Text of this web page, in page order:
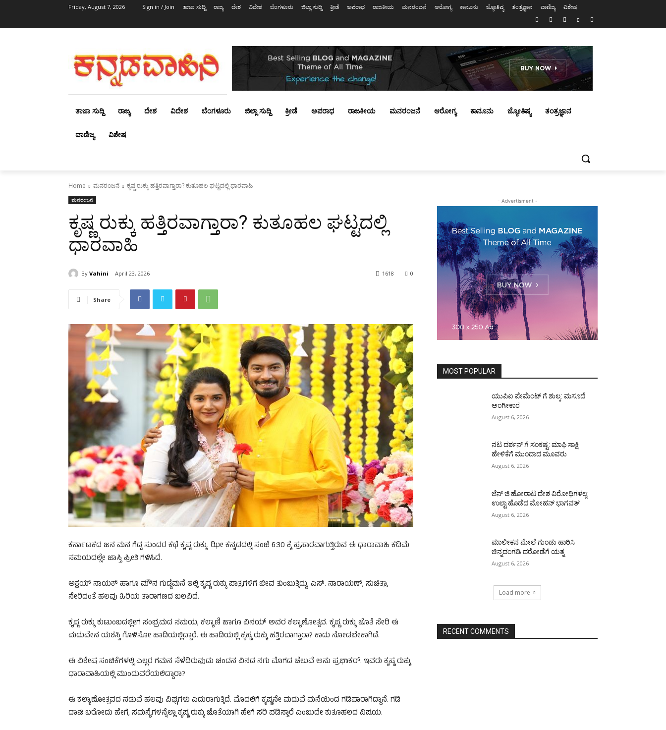
Friday, August 7, 2026 Sign in / Join ತಾಜಾ ಸುದ್ದಿ ರಾಜ್ಯ ದೇಶ ವಿದೇಶ ಬೆಂಗಳೂರು ಜಿಲ್ಲಾ ಸುದ್ದಿ ಕ್ರೀಡೆ ಅಪರಾಧ ರಾಜಕೀಯ ಮನರಂಜನೆ ಆರೋಗ್ಯ ಕಾನೂನು ಜ್ಯೋತಿಷ್ಯ ತಂತ್ರಜ್ಞಾನ ವಾಣಿಜ್ಯ ವಿಶೇಷ
ತಾಜಾ ಸುದ್ದಿ ರಾಜ್ಯ ದೇಶ ವಿದೇಶ ಬೆಂಗಳೂರು ಜಿಲ್ಲಾ ಸುದ್ದಿ ಕ್ರೀಡೆ ಅಪರಾಧ ರಾಜಕೀಯ ಮನರಂಜನೆ ಆರೋಗ್ಯ ಕಾನೂನು ಜ್ಯೋತಿಷ್ಯ ತಂತ್ರಜ್ಞಾನ
ವಾಣಿಜ್ಯ ವಿಶೇಷ
Home ಮನರಂಜನೆ ಕೃಷ್ಣ ರುಕ್ಕು ಹತ್ತಿರವಾಗ್ತಾರಾ? ಕುತೂಹಲ ಘಟ್ಟದಲ್ಲಿ ಧಾರವಾಹಿ
ಮನರಂಜನೆ
ಕೃಷ್ಣ ರುಕ್ಕು ಹತ್ತಿರವಾಗ್ತಾರಾ? ಕುತೂಹಲ ಘಟ್ಟದಲ್ಲಿ
ಧಾರವಾಹಿ
By Vahini April 23, 2026 0
1618
Share
ಕರ್ನಾಟಕದ ಜನ ಮನ ಗೆದ್ದ ಸುಂದರ ಕಥೆ ಕೃಷ್ಣ ರುಕ್ಕು. ಝೀ ಕನ್ನಡದಲ್ಲಿ ಸಂಜೆ 6:30 ಕ್ಕೆ ಪ್ರಸಾರವಾಗುತ್ತಿರುವ ಈ ಧಾರಾವಾಹಿ ಕಡಿಮೆ
ಸಮಯದಲ್ಲೇ ಜಾಸ್ತಿ ಪ್ರೀತಿ ಗಳಿಸಿದೆ.
ಅಕ್ಷಯ್ ನಾಯಕ್ ಹಾಗೂ ಮೌನ ಗುಡ್ಡೆಮನೆ ಇಲ್ಲಿ ಕೃಷ್ಣ ರುಕ್ಕು ಪಾತ್ರಗಳಿಗೆ ಜೀವ ತುಂಬುತ್ತಿದ್ದು, ಎಸ್. ನಾರಾಯಣ್, ಸುಚಿತ್ರಾ
ಸೇರಿದಂತೆ ಹಲವು ಹಿರಿಯ ತಾರಾಗಣದ ಬಲವಿದೆ.
ಕೃಷ್ಣ ರುಕ್ಕು ಕುಟುಂಬದಲ್ಲೀಗ ಸಂಭ್ರಮದ ಸಮಯ, ಕಲ್ಯಾಣಿ ಹಾಗೂ ವಿನಯ್ ಅವರ ಕಲ್ಯಾಣೋತ್ಸವ. ಕೃಷ್ಣ ರುಕ್ಕು ಜೊತೆ ಸೇರಿ ಈ
ಮದುವೇನ ಯಶಸ್ವಿ ಗೊಳಿಸೋ ಹಾದಿಯಲ್ಲಿದ್ದಾರೆ. ಈ ಹಾದಿಯಲ್ಲಿ ಕೃಷ್ಣ ರುಕ್ಕು ಹತ್ತಿರವಾಗ್ತಾರಾ? ಕಾದು ನೋಡಬೇಕಾಗಿದೆ.
ಈ ವಿಶೇಷ ಸಂಚಿಕೆಗಳಲ್ಲಿ ಎಲ್ಲರ ಗಮನ ಸೆಳೆದಿರುವುದು ಚಂದನ ವಿನದ ನಗು ಮೊಗದ ಚೆಲುವೆ ಅನು ಪ್ರಭಾಕರ್. ಇವರು ಕೃಷ್ಣ ರುಕ್ಕು
ಧಾರಾವಾಹಿಯಲ್ಲಿ ಮುಂದುವರೆಯಲಿದ್ದಾರಾ?
ಈ ಕಲ್ಯಾಣೋತ್ಸವದ ನಡುವೆ ಹಲವು ವಿಘ್ನಗಳು ಎದುರಾಗುತ್ತಿದೆ. ಮೊದಲಿಗೆ ಕೃಷ್ಣನೇ ಮದುವೆ ಮನೆಯಿಂದ ಗಡಿಪಾರಾಗಿದ್ದಾನೆ. ಗಡಿ
ದಾಟಿ ಬರೋದು ಹೇಗೆ, ಸಮಸ್ಯೆಗಳನ್ನೆಲ್ಲಾ ಕೃಷ್ಣ ರುಕ್ಕು ಜೊತೆಯಾಗಿ ಹೇಗೆ ಸರಿ ಪಡಿಸ್ತಾರೆ ಎಂಬುದೇ ಕುತೂಹಲದ ವಿಷಯ.
- Advertisment -
MOST POPULAR
ಯುಪಿಐ ಪೇಮೆಂಟ್ ಗೆ ಶುಲ್ಕ: ಮಸೂದೆ
ಅಂಗೀಕಾರ
August 6, 2026
ನಟ ದರ್ಶನ್ ಗೆ ಸಂಕಷ್ಟ: ಮಾಫಿ ಸಾಕ್ಷಿ
ಹೇಳಿಕೆಗೆ ಮುಂದಾದ ಮೂವರು
August 6, 2026
ಜೆನ್ ಜಿ ಹೋರಾಟ ದೇಶ ವಿರೋಧಿಗಳಲ್ಲ:
ಉಲ್ಟಾ ಹೊಡೆದ ಮೋಹನ್ ಭಾಗವತ್
August 6, 2026
ಮಾಲೀಕನ ಮೇಲೆ ಗುಂಡು ಹಾರಿಸಿ
ಚಿನ್ನದಂಗಡಿ ದರೋಡೆಗೆ ಯತ್ನ
August 6, 2026
Load more
RECENT COMMENTS